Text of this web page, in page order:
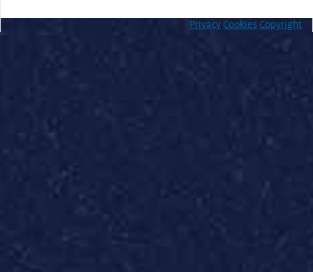
Privacy Cookies Copyright